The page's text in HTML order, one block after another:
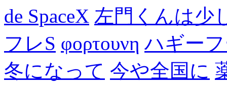
de SpaceX 左門くんは少
フレS φορτουνη ハギー
冬になって 今や全国に